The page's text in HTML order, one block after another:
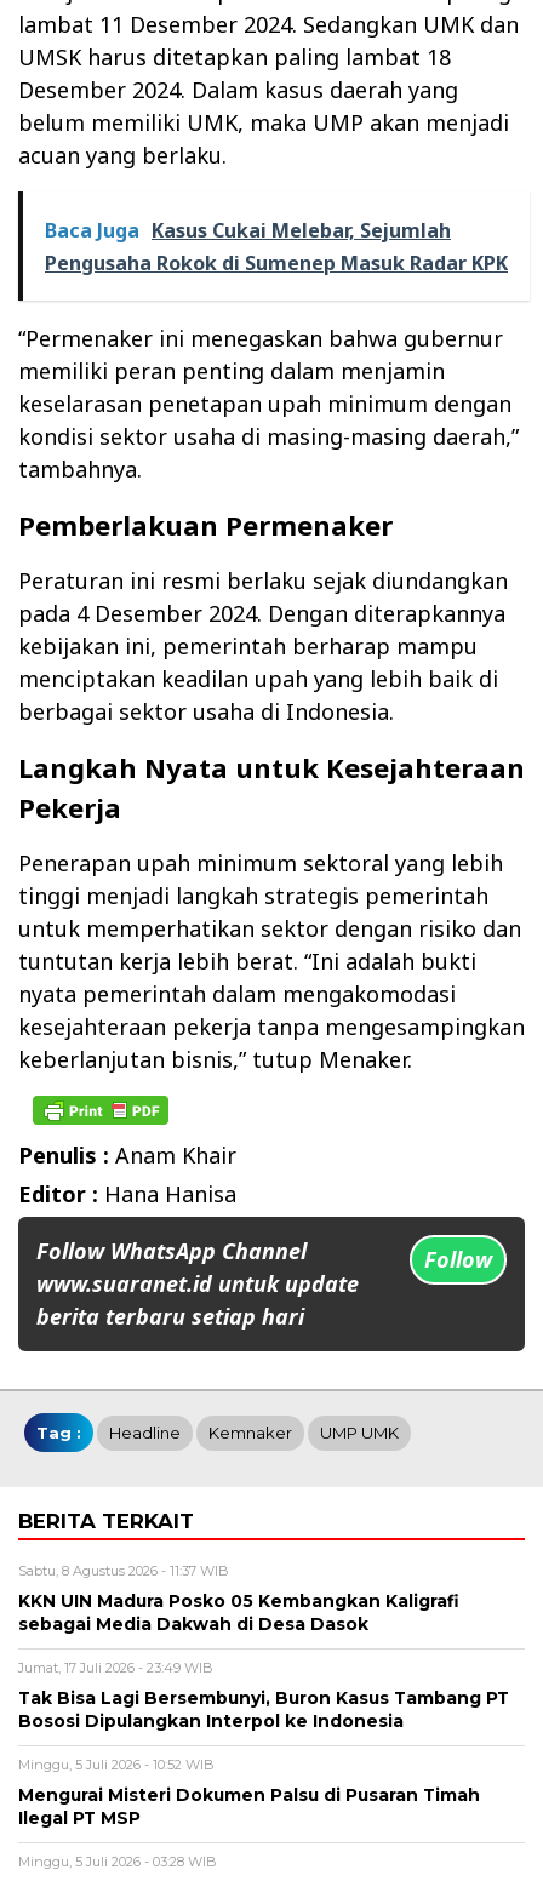
lambat 11 Desember 2024. Sedangkan UMK dan
UMSK harus ditetapkan paling lambat 18
Desember 2024. Dalam kasus daerah yang
belum memiliki UMK, maka UMP akan menjadi
acuan yang berlaku.
Baca Juga Kasus Cukai Melebar, Sejumlah
Pengusaha Rokok di Sumenep Masuk Radar KPK
“Permenaker ini menegaskan bahwa gubernur
memiliki peran penting dalam menjamin
keselarasan penetapan upah minimum dengan
kondisi sektor usaha di masing-masing daerah,”
tambahnya.
Pemberlakuan Permenaker
Peraturan ini resmi berlaku sejak diundangkan
pada 4 Desember 2024. Dengan diterapkannya
kebijakan ini, pemerintah berharap mampu
menciptakan keadilan upah yang lebih baik di
berbagai sektor usaha di Indonesia.
Langkah Nyata untuk Kesejahteraan
Pekerja
Penerapan upah minimum sektoral yang lebih
tinggi menjadi langkah strategis pemerintah
untuk memperhatikan sektor dengan risiko dan
tuntutan kerja lebih berat. “Ini adalah bukti
nyata pemerintah dalam mengakomodasi
kesejahteraan pekerja tanpa mengesampingkan
keberlanjutan bisnis,” tutup Menaker.
Penulis : Anam Khair
Editor : Hana Hanisa
Follow WhatsApp Channel
www.suaranet.id untuk update
berita terbaru setiap hari
Follow
Tag : Headline Kemnaker UMP UMK
BERITA TERKAIT
Sabtu, 8 Agustus 2026 - 11:37 WIB
KKN UIN Madura Posko 05 Kembangkan Kaligrafi
sebagai Media Dakwah di Desa Dasok
Jumat, 17 Juli 2026 - 23:49 WIB
Tak Bisa Lagi Bersembunyi, Buron Kasus Tambang PT
Bososi Dipulangkan Interpol ke Indonesia
Minggu, 5 Juli 2026 - 10:52 WIB
Mengurai Misteri Dokumen Palsu di Pusaran Timah
Ilegal PT MSP
Minggu, 5 Juli 2026 - 03:28 WIB